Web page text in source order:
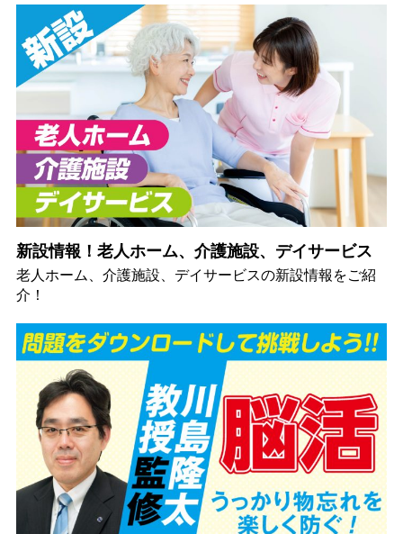
新設情報！老人ホーム、介護施設、デイサービス
老人ホーム、介護施設、デイサービスの新設情報をご紹
介！